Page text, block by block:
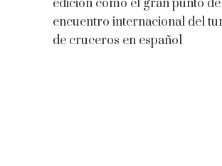
edición como el gran punto de
encuentro internacional del
de cruceros en español